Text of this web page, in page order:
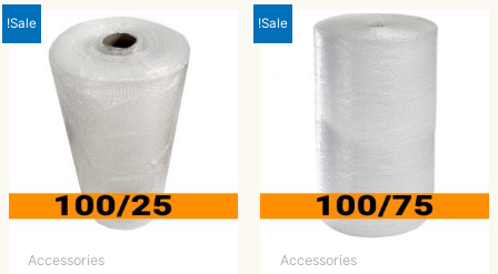
Sale!
Accessories
Sale!
Accessories